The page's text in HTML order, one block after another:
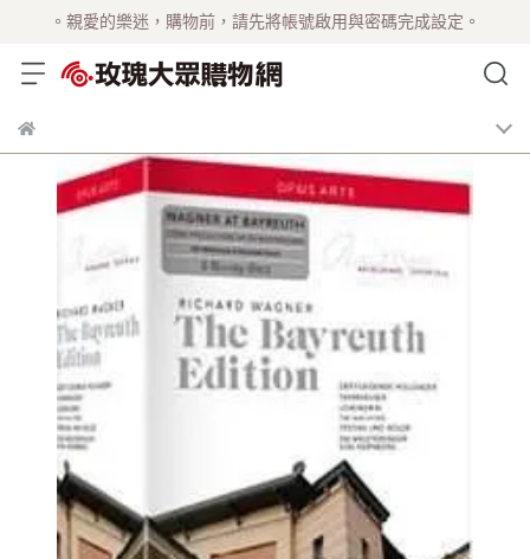
。親愛的樂迷，購物前，請先將帳號啟用與密碼完成設定。